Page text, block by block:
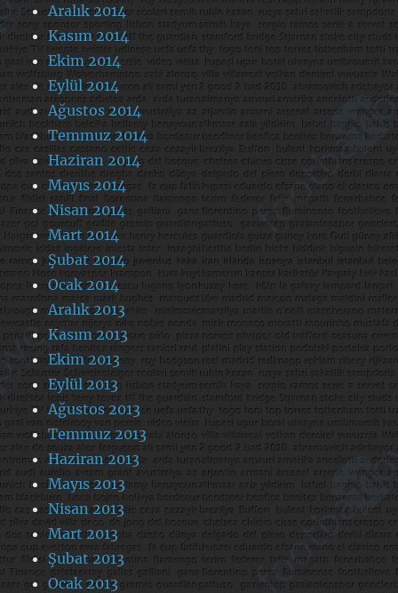
Aralık 2014
Kasım 2014
Ekim 2014
Eylül 2014
Ağustos 2014
Temmuz 2014
Haziran 2014
Mayıs 2014
Nisan 2014
Mart 2014
Şubat 2014
Ocak 2014
Aralık 2013
Kasım 2013
Ekim 2013
Eylül 2013
Ağustos 2013
Temmuz 2013
Haziran 2013
Mayıs 2013
Nisan 2013
Mart 2013
Şubat 2013
Ocak 2013